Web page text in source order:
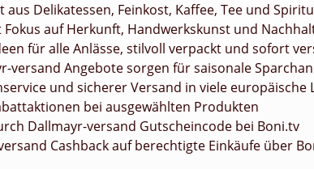
Delikatessen, Feinkost, Kaffee, Tee und
auf Herkunft, Handwerkskunst und
für alle Anlässe, stilvoll verpackt und sofort
versand Angebote sorgen für saisonale
und sicherer Versand in viele europäische
bei ausgewählten Produkten
Dallmayr-versand Gutscheincode bei Boni.tv
Cashback auf berechtigte Einkäufe über